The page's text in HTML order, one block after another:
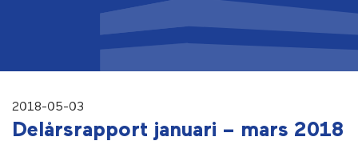
2018-05-03
Delårsrapport januari – mars 2018